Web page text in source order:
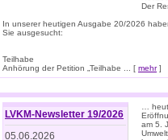
Der
In unserer heutigen Ausgabe 20/2026
Sie ausgesucht:
Teilhabe
Anhörung der Petition „Teilhabe ... [ mehr]
LVKM-Newsletter 19/2026
05.06.2026
…
am 5.